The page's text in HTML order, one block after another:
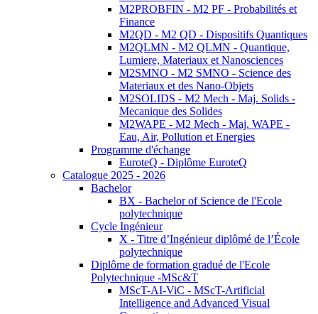
M2PROBFIN - M2 PF - Probabilités et
Finance
M2QD - M2 QD - Dispositifs Quantiques
M2QLMN - M2 QLMN - Quantique,
Lumiere, Materiaux et Nanosciences
M2SMNO - M2 SMNO - Science des
Materiaux et des Nano-Objets
M2SOLIDS - M2 Mech - Maj. Solids -
Mecanique des Solides
M2WAPE - M2 Mech - Maj. WAPE -
Eau, Air, Pollution et Energies
Programme d'échange
EuroteQ - Diplôme EuroteQ
Catalogue 2025 - 2026
Bachelor
BX - Bachelor of Science de l'Ecole
polytechnique
Cycle Ingénieur
X - Titre d’Ingénieur diplômé de l’École
polytechnique
Diplôme de formation gradué de l'Ecole
Polytechnique -MSc&T
MScT-AI-ViC - MScT-Artificial
Intelligence and Advanced Visual